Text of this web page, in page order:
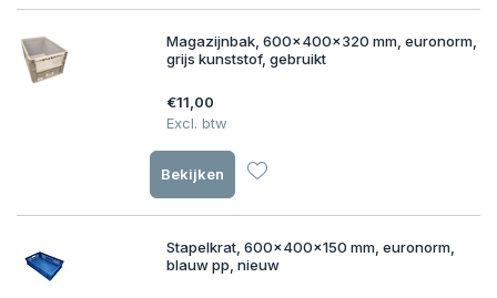
Magazijnbak, 600x400x320 mm, euronorm,
grijs kunststof, gebruikt
€11,00
Excl. btw
Bekijken
Stapelkrat, 600x400x150 mm, euronorm,
blauw pp, nieuw